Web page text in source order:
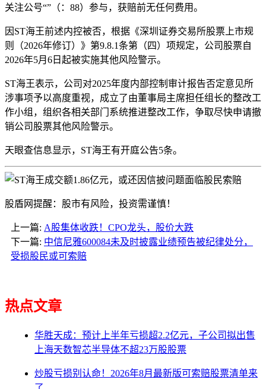
关注公号“”（：88）参与，获赔前无任何费用。
因ST海王前述内控被否，根据《深圳证券交易所股票上市规
则（2026年修订）》第9.8.1条第（四）项规定，公司股票自
2026年5月6日起被实施其他风险警示。
ST海王表示，公司对2025年度内部控制审计报告否定意见所
涉事项予以高度重视，成立了由董事局主席担任组长的整改工
作小组，组织各相关部门系统推进整改工作，争取尽快申请撤
销公司股票其他风险警示。
天眼查信息显示，ST海王有开庭公告5条。
股盾网提醒：股市有风险，投资需谨慎！
上一篇: A股集体收跌！CPO龙头，股价大跌
下一篇: 中信尼雅600084未及时披露业绩预告被纪律处分，
受损股民或可索赔
热点文章
华胜天成：预计上半年亏损超2.2亿元，子公司拟出售
上海天数智芯半导体不超23万股股票
炒股亏损别认命！2026年8月最新版可索赔股票清单来